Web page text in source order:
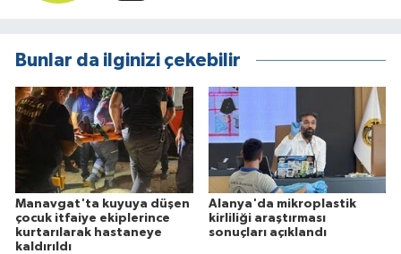
Bunlar da ilginizi çekebilir
Manavgat'ta kuyuya düşen
çocuk itfaiye ekiplerince
kurtarılarak hastaneye
kaldırıldı
Alanya'da mikroplastik
kirliliği araştırması
sonuçları açıklandı